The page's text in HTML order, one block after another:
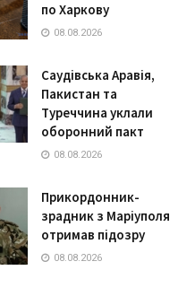
по Харкову
08.08.2026
Саудівська Аравія,
Пакистан та
Туреччина уклали
оборонний пакт
08.08.2026
Прикордонник-
зрадник з Маріуполя
отримав підозру
08.08.2026